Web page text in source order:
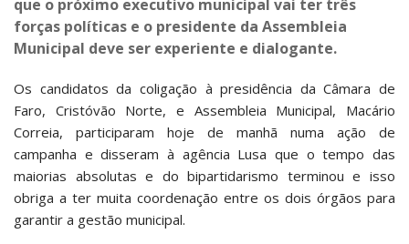
que o próximo executivo municipal vai ter três
forças políticas e o presidente da Assembleia
Municipal deve ser experiente e dialogante.
Os candidatos da coligação à presidência da Câmara de
Faro, Cristóvão Norte, e Assembleia Municipal, Macário
Correia, participaram hoje de manhã numa ação de
campanha e disseram à agência Lusa que o tempo das
maiorias absolutas e do bipartidarismo terminou e isso
obriga a ter muita coordenação entre os dois órgãos para
garantir a gestão municipal.